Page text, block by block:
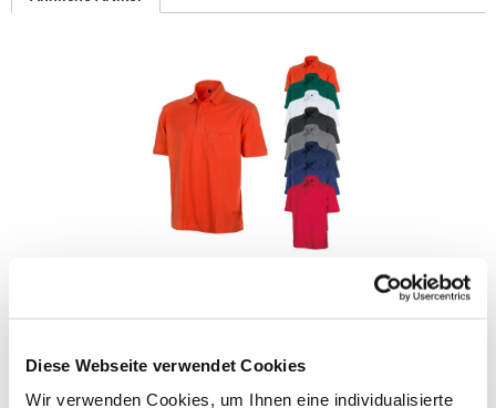
Diese Webseite verwendet Cookies
Wir verwenden Cookies, um Ihnen eine individualisierte
RT312 Result WORK-GUARD Apex Poloshirt Kurzarm
mit Polyfilm für Formstabilität Flachstrick-Kragen und